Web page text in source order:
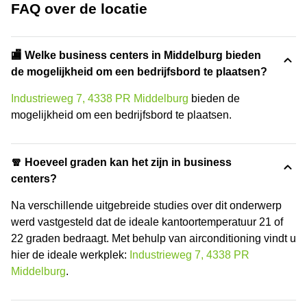
FAQ over de locatie
🏬 Welke business centers in Middelburg bieden
de mogelijkheid om een bedrijfsbord te plaatsen?
Industrieweg 7, 4338 PR Middelburg bieden de
mogelijkheid om een bedrijfsbord te plaatsen.
🧣 Hoeveel graden kan het zijn in business
centers?
Na verschillende uitgebreide studies over dit onderwerp
werd vastgesteld dat de ideale kantoortemperatuur 21 of
22 graden bedraagt. Met behulp van airconditioning vindt u
hier de ideale werkplek: Industrieweg 7, 4338 PR
Middelburg.